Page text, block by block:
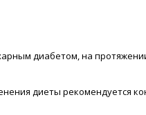
диабетом, на
диеты рекомендуется